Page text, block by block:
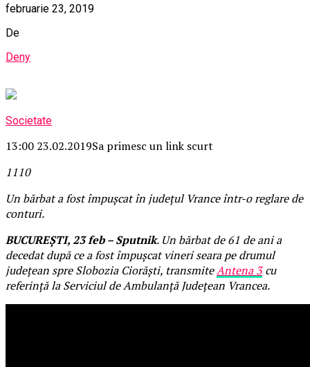
februarie 23, 2019
De
Deny
Societate
13:00 23.02.2019Sa primesc un link scurt
1110
Un bărbat a fost împușcat în județul Vrance într-o reglare de
conturi.
BUCUREȘTI, 23 feb – Sputnik. Un bărbat de 61 de ani a
decedat după ce a fost împușcat vineri seara pe drumul
județean spre Slobozia Ciorăști, transmiteAntena 3cu
referință la Serviciul de Ambulanță Județean Vrancea.